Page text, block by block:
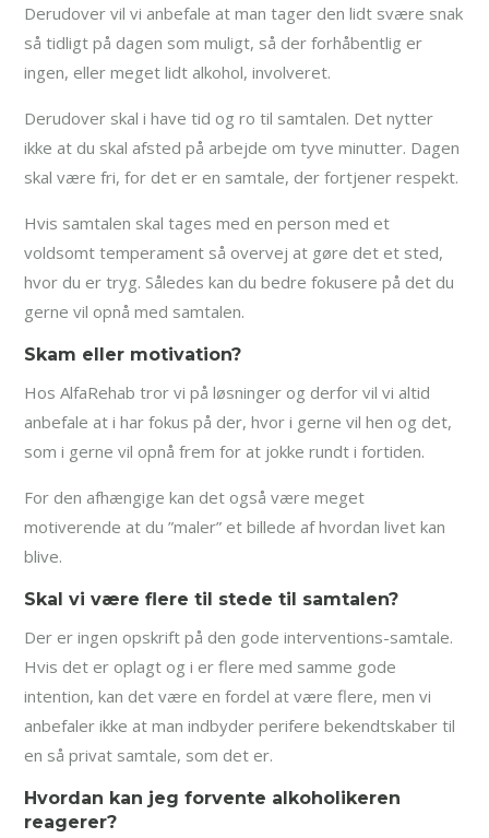
Derudover vil vi anbefale at man tager den lidt svære snak
så tidligt på dagen som muligt, så der forhåbentlig er
ingen, eller meget lidt alkohol, involveret.
Derudover skal i have tid og ro til samtalen. Det nytter
ikke at du skal afsted på arbejde om tyve minutter. Dagen
skal være fri, for det er en samtale, der fortjener respekt.
Hvis samtalen skal tages med en person med et
voldsomt temperament så overvej at gøre det et sted,
hvor du er tryg. Således kan du bedre fokusere på det du
gerne vil opnå med samtalen.
Skam eller motivation?
Hos AlfaRehab tror vi på løsninger og derfor vil vi altid
anbefale at i har fokus på der, hvor i gerne vil hen og det,
som i gerne vil opnå frem for at jokke rundt i fortiden.
For den afhængige kan det også være meget
motiverende at du ”maler” et billede af hvordan livet kan
blive.
Skal vi være flere til stede til samtalen?
Der er ingen opskrift på den gode interventions-samtale.
Hvis det er oplagt og i er flere med samme gode
intention, kan det være en fordel at være flere, men vi
anbefaler ikke at man indbyder perifere bekendtskaber til
en så privat samtale, som det er.
Hvordan kan jeg forvente alkoholikeren
reagerer?